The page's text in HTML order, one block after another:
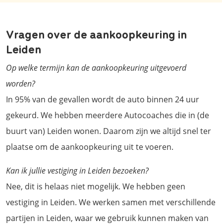
Vragen over de aankoopkeuring in
Leiden
Op welke termijn kan de aankoopkeuring uitgevoerd
worden?
In 95% van de gevallen wordt de auto binnen 24 uur
gekeurd. We hebben meerdere Autocoaches die in (de
buurt van) Leiden wonen. Daarom zijn we altijd snel ter
plaatse om de aankoopkeuring uit te voeren.
Kan ik jullie vestiging in Leiden bezoeken?
Nee, dit is helaas niet mogelijk. We hebben geen
vestiging in Leiden. We werken samen met verschillende
partijen in Leiden, waar we gebruik kunnen maken van